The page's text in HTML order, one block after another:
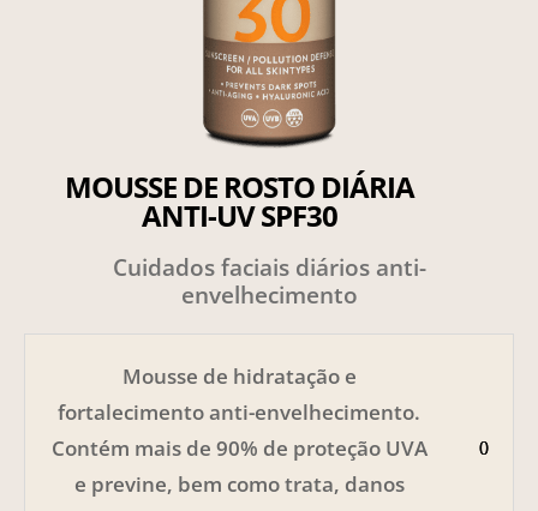
MOUSSE DE ROSTO DIÁRIA
ANTI-UV SPF30
Cuidados faciais diários anti-
envelhecimento
Mousse de hidratação e
fortalecimento anti-envelhecimento.
Contém mais de 90% de proteção UVA
e previne, bem como trata, danos